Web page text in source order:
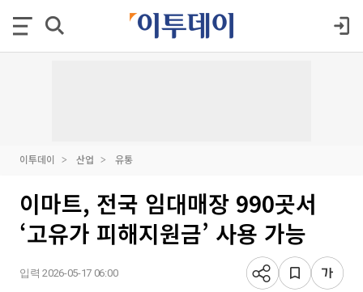
이투데이 산업 유통
이마트, 전국 임대매장 990곳서
‘고유가 피해지원금’ 사용 가능
입력 2026-05-17 06:00